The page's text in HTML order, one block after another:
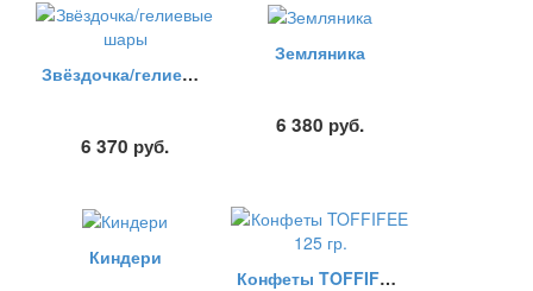
Звёздочка/гелиевые шары
6 370 руб.
Земляника
6 380 руб.
Киндери
Конфеты TOFFIFEE 125 гр.